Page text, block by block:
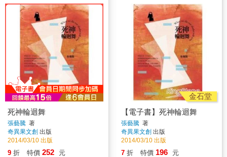
死神輪迴舞
張藝騰 著
奇異果文創 出版
2014/03/10 出版
9 折 特價 252 元
金石堂
【電子書】死神輪迴舞
張藝騰 著
奇異果文創 出版
2014/03/10 出版
7 折 特價 196 元